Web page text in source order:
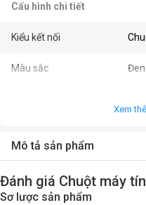
Cấu hình chi tiết
Kiểu kết nối
Màu sắc Đen
Dạng cảm biến
Tên cảm biến
Xem
Mô tả sản phẩm
Đánh giá Chuột máy
Sơ lược sản phẩm